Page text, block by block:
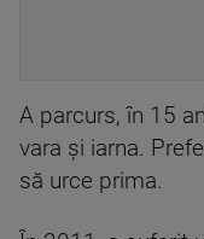
A parcurs, în 15
vara și iarna.
să urce prima.